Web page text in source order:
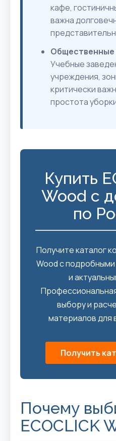
кафе,
важна
Учебные
учреждения,
критически
простота
Купить
Wood с
по
Получите каталог
Wood с
и
выбору и
материалов для
Получить
Почему
ECOCLICK